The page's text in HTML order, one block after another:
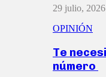
29 julio, 2026
OPINIÓN
Te
número